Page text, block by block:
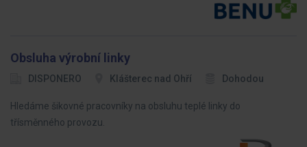
Obsluha výrobní linky
DISPONERO Klášterec nad Ohří Dohodou
Hledáme šikovné pracovníky na obsluhu teplé linky do
třísměnného provozu.